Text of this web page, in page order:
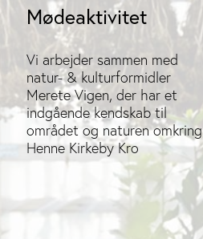
Mødeaktivitet
Vi arbejder sammen med
natur- & kulturformidler
Merete Vigen, der har et
indgående kendskab til
området og naturen omkring
Henne Kirkeby Kro